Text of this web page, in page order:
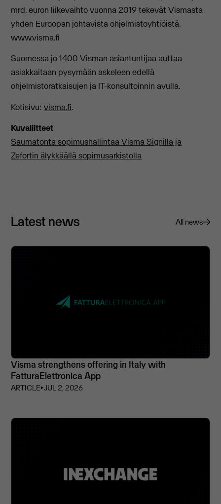
mrd. euron liikevaihto vuonna 2019 tekevät Vismasta
yhden Euroopan johtavista ohjelmistoyhtiöistä.
www.visma.fi
Suomessa jo 1400 Visman asiantuntijaa auttaa
asiakkaitaan pysymään askeleen edellä
ohjelmistoratkaisujen ja IT-konsultoinnin avulla.
Kotisivu:visma.fi.
Kuvaliitteet
Saumatonta sopimushallintaa Visma Signilla ja
Zefortin älykkäällä sopimusarkistolla
Latest news All news
Visma strengthens offering in Italy with
FatturaElettronica App
ARTICLE⏵JUL 2, 2026